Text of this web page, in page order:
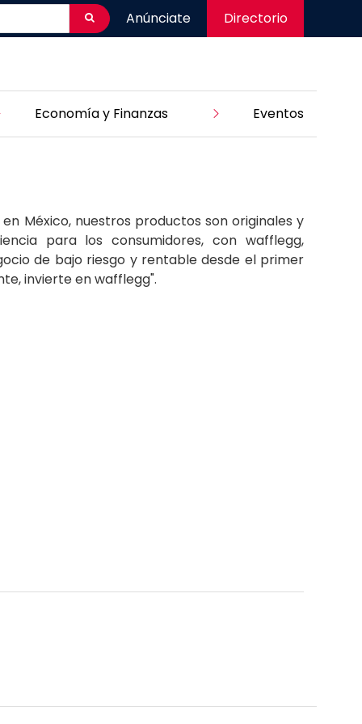
Anúnciate Directorio
Economía y Finanzas Eventos
México, nuestros productos son originales y
para los consumidores, con wafflegg,
de bajo riesgo y rentable desde el primer
invierte en wafflegg".